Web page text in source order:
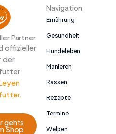
Partner
offizieller
der
gehts
Shop
Navigation
Ernährung
Gesundheit
Hundeleben
Manieren
Rassen
Rezepte
Termine
Welpen